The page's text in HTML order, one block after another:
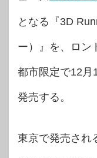
となる『3D
ー）』を、ロン
都市限定で12月
発売する。
東京で発売され